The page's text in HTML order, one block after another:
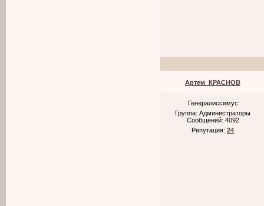
Артем_КРАСНОВ
Генералиссимус
Группа: Администраторы
Сообщений: 4092
Репутация: 24